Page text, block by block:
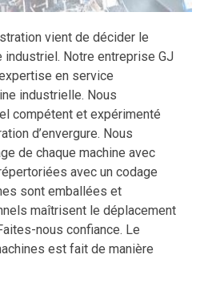
vient de décider le
industriel. Notre entreprise GJ
en service
industrielle. Nous
compétent et expérimenté
d’envergure. Nous
de chaque machine avec
avec un codage
sont emballées et
maîtrisent le déplacement
nous confiance. Le
est fait de manière